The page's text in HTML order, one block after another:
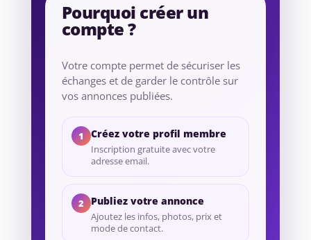
Pourquoi créer un
compte ?
Votre compte permet de sécuriser les
échanges et de garder le contrôle sur
vos annonces publiées.
1 Créez votre profil membre
Inscription gratuite avec votre
adresse email.
2 Publiez votre annonce
Ajoutez les infos, photos, prix et
mode de contact.